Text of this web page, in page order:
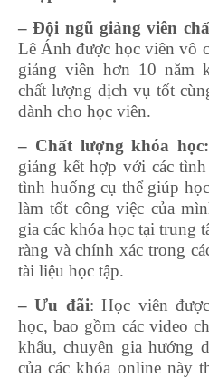
– Đội ngũ giảng viên
Lê Ánh được học viên vô
giảng viên hơn 10 năm
chất lượng dịch vụ tốt
dành cho học viên.
– Chất lượng khóa học:
giảng kết hợp với các
tình huống cụ thể giúp
làm tốt công việc của
gia các khóa học tại trung
ràng và chính xác trong
tài liệu học tập.
– Ưu đãi: Học viên
học, bao gồm các video
khẩu, chuyên gia hướng
của các khóa online này